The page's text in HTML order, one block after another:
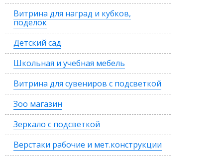
Витрина для наград и кубков,
поделок
Детский сад
Школьная и учебная мебель
Витрина для сувениров с подсветкой
Зоо магазин
Зеркало с подсветкой
Верстаки рабочие и мет.конструкции